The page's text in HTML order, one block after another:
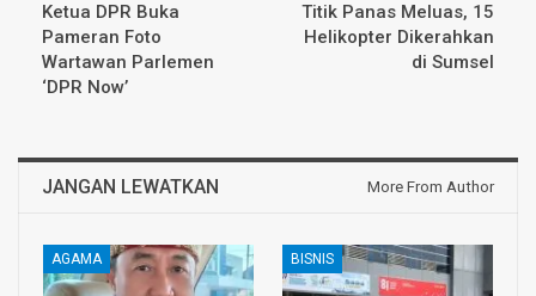
Ketua DPR Buka
Pameran Foto
Wartawan Parlemen
‘DPR Now’
Titik Panas Meluas, 15
Helikopter Dikerahkan
di Sumsel
JANGAN LEWATKAN More From Author
AGAMA BISNIS